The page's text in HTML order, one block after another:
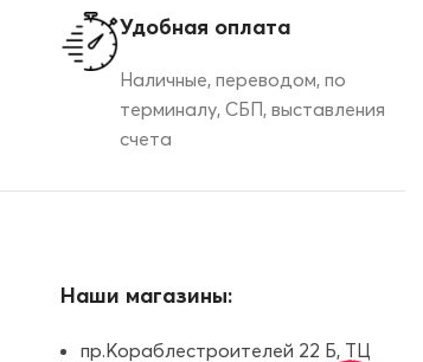
Удобная оплата
Наличные, переводом, по
терминалу, СБП, выставления
счета
Наши магазины:
пр.Кораблестроителей 22 Б, ТЦ